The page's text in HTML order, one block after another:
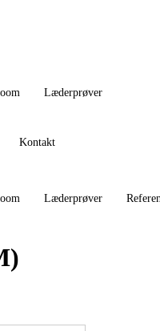
Læderprøver
Kontakt
Læderprøver